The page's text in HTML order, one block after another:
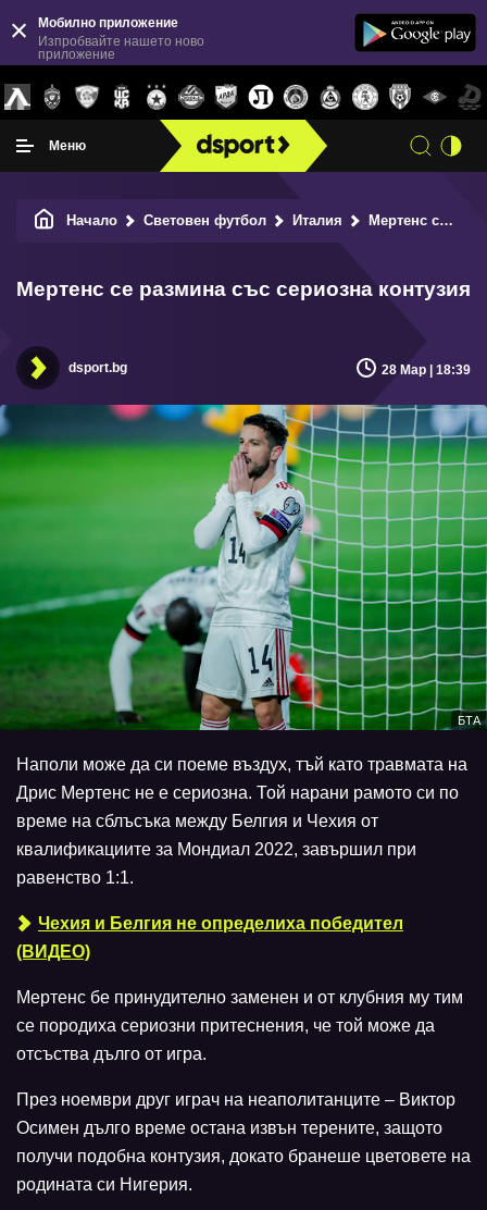
Мобилно приложение
Изпробвайте нашето ново
приложение
Меню
Начало Световен футбол Италия Мертенс се размина със сериозна контузия
Мертенс се размина със сериозна контузия
dsport.bg 28 Мар | 18:39
БТА
Наполи може да си поеме въздух, тъй като травмата на
Дрис Мертенс не е сериозна. Той нарани рамото си по
време на сблъсъка между Белгия и Чехия от
квалификациите за Мондиал 2022, завършил при
равенство 1:1.
Чехия и Белгия не определиха победител
(ВИДЕО)
Мертенс бе принудително заменен и от клубния му тим
се породиха сериозни притеснения, че той може да
отсъства дълго от игра.
През ноември друг играч на неаполитанците – Виктор
Осимен дълго време остана извън терените, защото
получи подобна контузия, докато бранеше цветовете на
родината си Нигерия.